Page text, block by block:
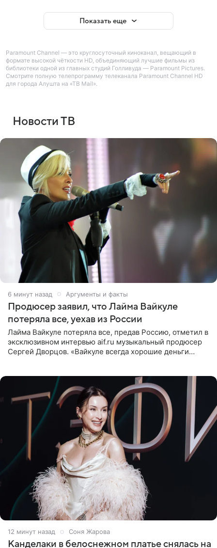
Показать еще
Paramount Channel — это круглосуточный киноканал, вещающий в
формате высокой чёткости HD, объединяющий лучшие фильмы из
библиотеки одной из главных студий Голливуда — Paramount Pictures.
Смотрите полную телепрограмму телеканала Paramount Channel HD
для города Алушта на «ТВ Mail».
Новости ТВ
6 минут назад Аргументы и факты
Продюсер заявил, что Лайма Вайкуле
потеряла все, уехав из России
Лайма Вайкуле потеряла все, предав Россию, отметил в
эксклюзивном интервью aif.ru музыкальный продюсер
Сергей Дворцов. «Вайкуле всегда хорошие деньги
12 минут назад Соня Жарова
Канделаки в белоснежном платье снялась на